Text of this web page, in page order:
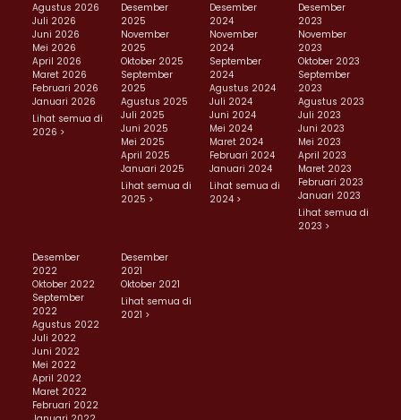
Agustus 2026
Juli 2026
Juni 2026
Mei 2026
April 2026
Maret 2026
Februari 2026
Januari 2026
Lihat semua di
2026 >
Desember
2025
November
2025
Oktober 2025
September
2025
Agustus 2025
Juli 2025
Juni 2025
Mei 2025
April 2025
Januari 2025
Lihat semua di
2025 >
Desember
2024
November
2024
September
2024
Agustus 2024
Juli 2024
Juni 2024
Mei 2024
Maret 2024
Februari 2024
Januari 2024
Lihat semua di
2024 >
Desember
2023
November
2023
Oktober 2023
September
2023
Agustus 2023
Juli 2023
Juni 2023
Mei 2023
April 2023
Maret 2023
Februari 2023
Januari 2023
Lihat semua di
2023 >
Desember
2022
Oktober 2022
September
2022
Agustus 2022
Juli 2022
Juni 2022
Mei 2022
April 2022
Maret 2022
Februari 2022
Desember
2021
Oktober 2021
Lihat semua di
2021 >